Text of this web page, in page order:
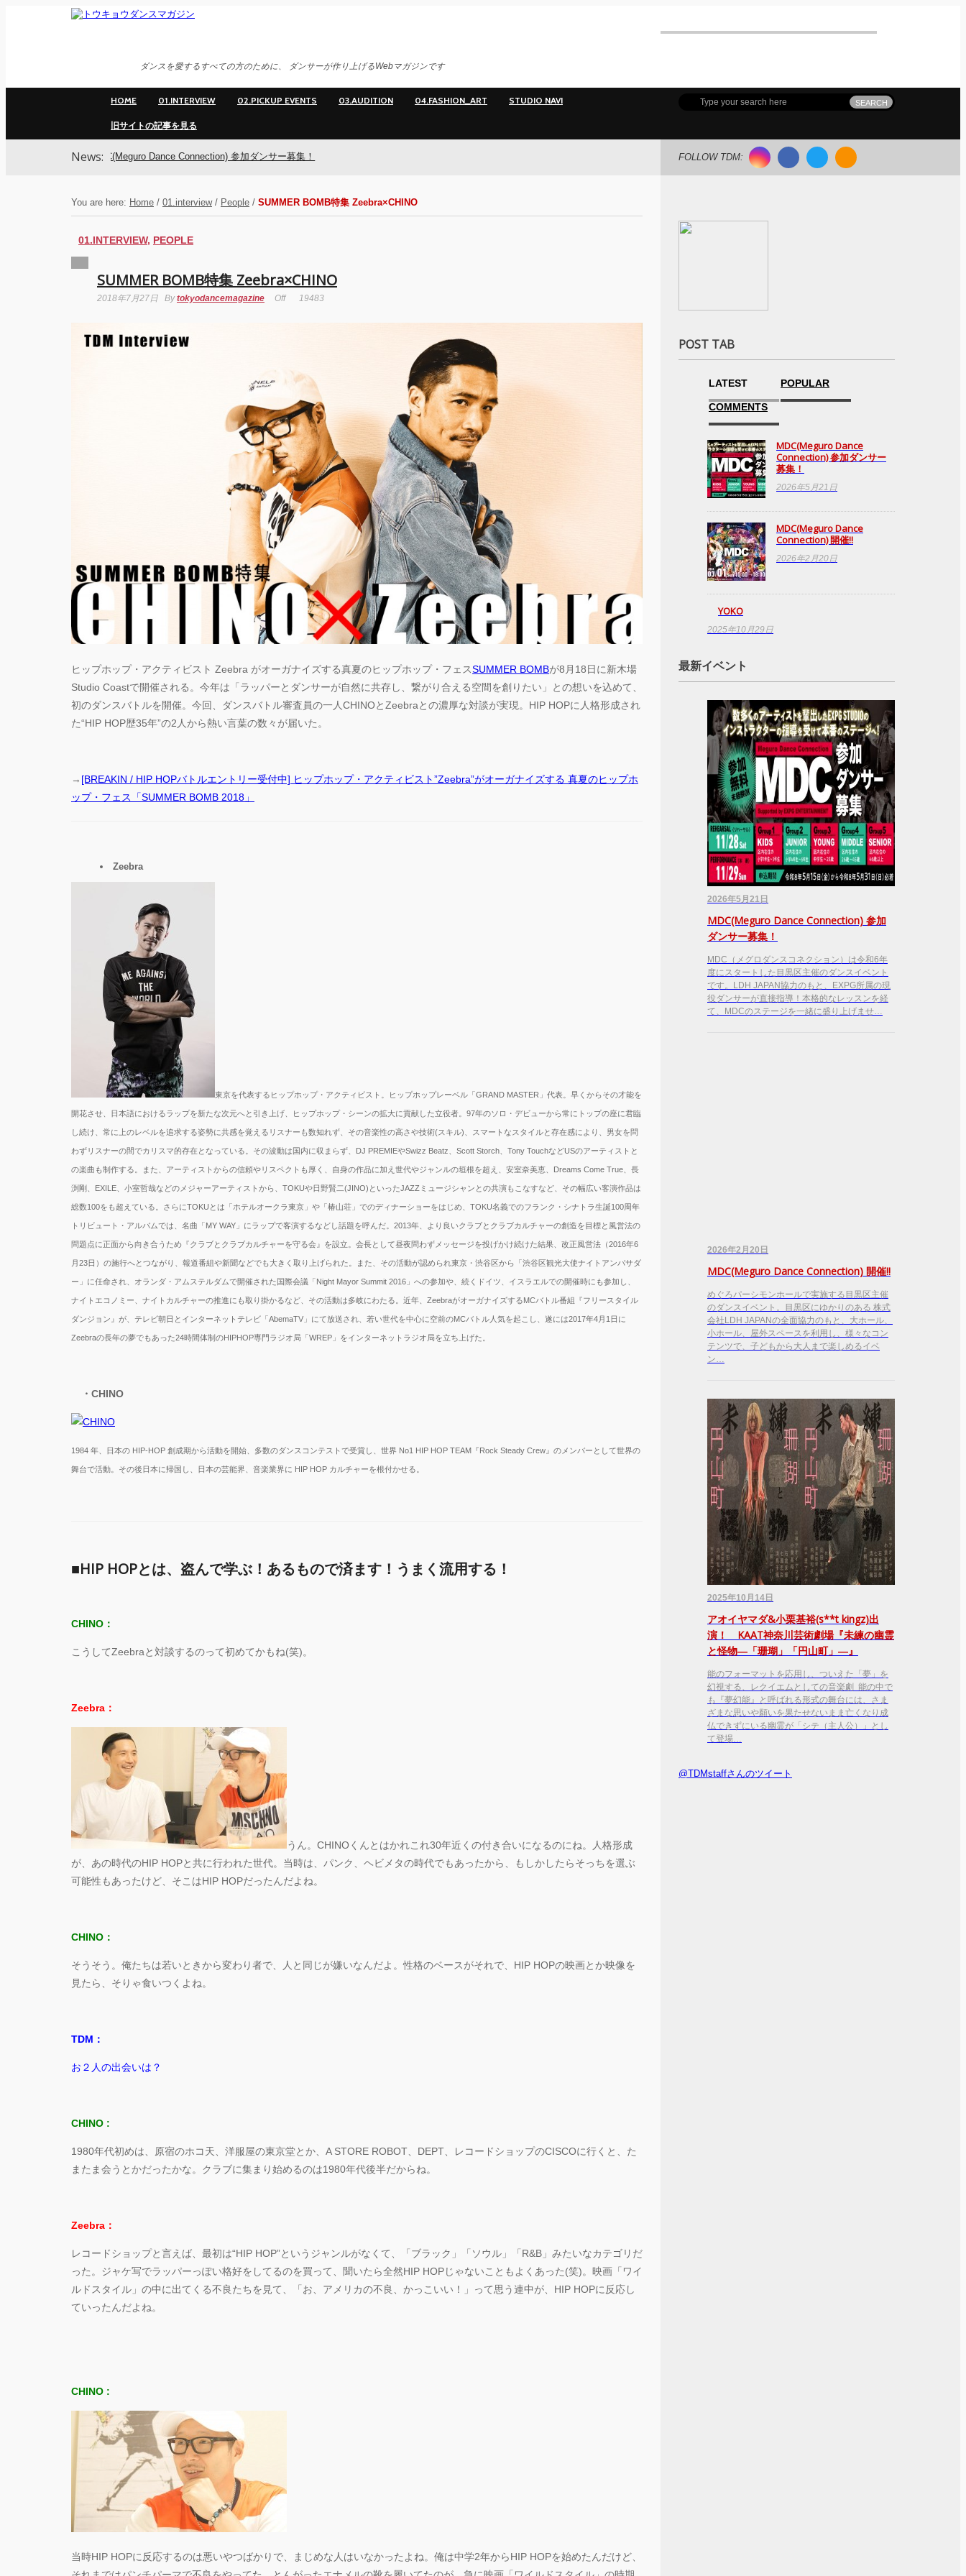
ダンスを愛するすべての方のために、 ダンサーが作り上げるWebマガジンです
HOME 01.INTERVIEW 02.PICKUP EVENTS 03.AUDITION 04.FASHION_ART STUDIO NAVI
旧サイトの記事を見る
News:
MDC(Meguro Dance Connection) 参加ダンサー募集！ MDC(Meguro Dance Connection) 開催!!
FOLLOW TDM:
You are here: Home / 01.interview/ People / SUMMER BOMB特集 Zeebra×CHINO
01.INTERVIEW, PEOPLE
SUMMER BOMB特集 Zeebra×CHINO
2018年7月27日 Bytokyodancemagazine Off 19483
ヒップホップ・アクティビスト Zeebra がオーガナイズする真夏のヒップホップ・フェスSUMMER BOMBが8月18日に新木場
Studio Coastで開催される。今年は「ラッパーとダンサーが自然に共存し、繋がり合える空間を創りたい」との想いを込めて、
初のダンスバトルを開催。今回、ダンスバトル審査員の一人CHINOとZeebraとの濃厚な対談が実現。HIP HOPに人格形成され
た“HIP HOP歴35年”の2人から熱い言葉の数々が届いた。
→ [BREAKIN / HIP HOPバトルエントリー受付中] ヒップホップ・アクティビスト”Zeebra”がオーガナイズする 真夏のヒップホ
ップ・フェス「SUMMER BOMB 2018」
Zeebra
東京を代表するヒップホップ・アクティビスト。ヒップホップレーベル「GRAND MASTER」代表。早くからその才能を
開花させ、日本語におけるラップを新たな次元へと引き上げ、ヒップホップ・シーンの拡大に貢献した立役者。97年のソロ・デビューから常にトップの座に君臨
し続け、常に上のレベルを追求する姿勢に共感を覚えるリスナーも数知れず、その音楽性の高さや技術(スキル)、スマートなスタイルと存在感により、男女を問
わずリスナーの間でカリスマ的存在となっている。その波動は国内に収まらず、DJ PREMIEやSwizz Beatz、Scott Storch、Tony TouchなどUSのアーティストと
の楽曲も制作する。また、アーティストからの信頼やリスペクトも厚く、自身の作品に加え世代やジャンルの垣根を超え、安室奈美恵、Dreams Come True、長
渕剛、EXILE、小室哲哉などのメジャーアーティストから、TOKUや日野賢二(JINO)といったJAZZミュージシャンとの共演もこなすなど、その幅広い客演作品は
総数100をも超えている。さらにTOKUとは「ホテルオークラ東京」や「椿山荘」でのディナーショーをはじめ、TOKU名義でのフランク・シナトラ生誕100周年
トリビュート・アルバムでは、名曲「MY WAY」にラップで客演するなどし話題を呼んだ。2013年、より良いクラブとクラブカルチャーの創造を目標と風営法の
問題点に正面から向き合うため『クラブとクラブカルチャーを守る会』を設立。会長として昼夜問わずメッセージを投げかけ続けた結果、改正風営法（2016年6
月23日）の施行へとつながり、報道番組や新聞などでも大きく取り上げられた。また、その活動が認められ東京・渋谷区から「渋谷区観光大使ナイトアンバサダ
ー」に任命され、オランダ・アムステルダムで開催された国際会議「Night Mayor Summit 2016」への参加や、続くドイツ、イスラエルでの開催時にも参加し、
ナイトエコノミー、ナイトカルチャーの推進にも取り掛かるなど、その活動は多岐にわたる。 近年、ZeebraがオーガナイズするMCバトル番組『フリースタイル
ダンジョン』が、テレビ朝日とインターネットテレビ「AbemaTV」にて放送され、若い世代を中心に空前のMCバトル人気を起こし、遂には2017年4月1日に
Zeebraの長年の夢でもあった24時間体制のHIPHOP専門ラジオ局「WREP」をインターネットラジオ局を立ち上げた。
・CHINO
1984 年、日本の HIP-HOP 創成期から活動を開始、多数のダンスコンテストで受賞し、世界 No1 HIP HOP TEAM『Rock Steady Crew』のメンバーとして世界の
舞台で活動。その後日本に帰国し、日本の芸能界、音楽業界に HIP HOP カルチャーを根付かせる。
■HIP HOPとは、盗んで学ぶ！あるもので済ます！うまく流用する！
CHINO：
こうしてZeebraと対談するのって初めてかもね(笑)。
Zeebra：
うん。CHINOくんとはかれこれ30年近くの付き合いになるのにね。人格形成
が、あの時代のHIP HOPと共に行われた世代。当時は、パンク、ヘビメタの時代でもあったから、もしかしたらそっちを選ぶ
可能性もあったけど、そこはHIP HOPだったんだよね。
CHINO：
そうそう。俺たちは若いときから変わり者で、人と同じが嫌いなんだよ。性格のベースがそれで、HIP HOPの映画とか映像を
見たら、そりゃ食いつくよね。
TDM：
お２人の出会いは？
CHINO :
1980年代初めは、原宿のホコ天、洋服屋の東京堂とか、A STORE ROBOT、DEPT、レコードショップのCISCOに行くと、た
またま会うとかだったかな。クラブに集まり始めるのは1980年代後半だからね。
Zeebra：
レコードショップと言えば、最初は“HIP HOP”というジャンルがなくて、「ブラック」「ソウル」「R&B」みたいなカテゴリだ
った。ジャケ写でラッパーっぽい格好をしてるのを買って、聞いたら全然HIP HOPじゃないこともよくあった(笑)。映画「ワイ
ルドスタイル」の中に出てくる不良たちを見て、「お、アメリカの不良、かっこいい！」って思う連中が、HIP HOPに反応し
ていったんだよね。
CHINO :
当時HIP HOPに反応するのは悪いやつばかりで、まじめな人はいなかったよね。俺は中学2年からHIP HOPを始めたんだけど、
POST TAB
LATEST POPULAR
COMMENTS
MDC(Meguro Dance
Connection) 参加ダンサー
募集！
2026年5月21日
MDC(Meguro Dance
Connection) 開催!!
2026年2月20日
YOKO
2025年10月29日
最新イベント
2026年5月21日
MDC(Meguro Dance Connection) 参加
ダンサー募集！
MDC（メグロダンスコネクション）は令和6年
度にスタートした目黒区主催のダンスイベント
です。LDH JAPAN協力のもと、EXPG所属の現
役ダンサーが直接指導！本格的なレッスンを経
て、MDCのステージを一緒に盛り上げませ…
2026年2月20日
MDC(Meguro Dance Connection) 開催!!
めぐろパーシモンホールで実施する目黒区主催
のダンスイベント。目黒区にゆかりのある 株式
会社LDH JAPANの全面協力のもと、大ホール、
小ホール、屋外スペースを利用し、様々なコン
テンツで、子どもから大人まで楽しめるイベ
ン…
2025年10月14日
アオイヤマダ&小栗基裕(s**t kingz)出
演！ KAAT神奈川芸術劇場『未練の幽霊
と怪物―「珊瑚」「円山町」―』
能のフォーマットを応用し、ついえた「夢」を
幻視する、レクイエムとしての音楽劇 能の中で
も『夢幻能』と呼ばれる形式の舞台には、さま
ざまな思いや願いを果たせないまま亡くなり成
仏できずにいる幽霊が「シテ（主人公）」とし
て登場…
@TDMstaffさんのツイート